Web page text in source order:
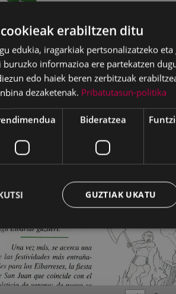
erabiltzen ditu
edukia, iragarkiak pertsonalizatzeko
informazioa ere partekatzen
edo haiek beren zerbitzuak
dezaketenak. Pribatutasun-politika
Bideratzea
GUZTIAK UKATU